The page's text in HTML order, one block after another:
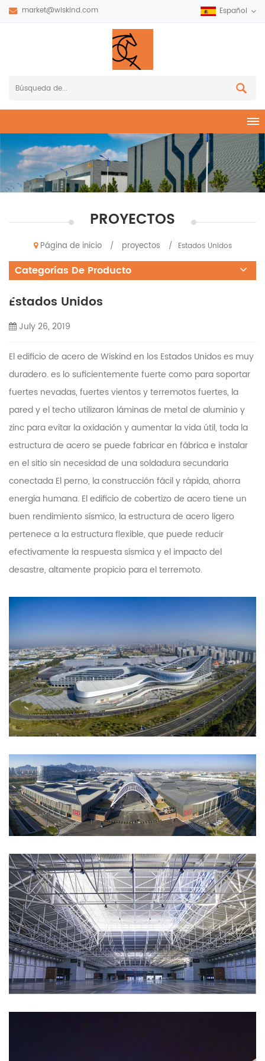
market@wiskind.com Español
PROYECTOS
Página de inicio / proyectos / Estados Unidos
Categorías De Producto
Estados Unidos
July 26, 2019
El edificio de acero de Wiskind en los Estados Unidos es muy
duradero. es lo suficientemente fuerte como para soportar
fuertes nevadas, fuertes vientos y terremotos fuertes, la
pared y el techo utilizaron láminas de metal de aluminio y
zinc para evitar la oxidación y aumentar la vida útil, toda la
estructura de acero se puede fabricar en fábrica e instalar
en el sitio sin necesidad de una soldadura secundaria
conectada El perno, la construcción fácil y rápida, ahorra
energía humana. El edificio de cobertizo de acero tiene un
buen rendimiento sísmico, la estructura de acero ligero
pertenece a la estructura flexible, que puede reducir
efectivamente la respuesta sísmica y el impacto del
desastre, altamente propicio para el terremoto.